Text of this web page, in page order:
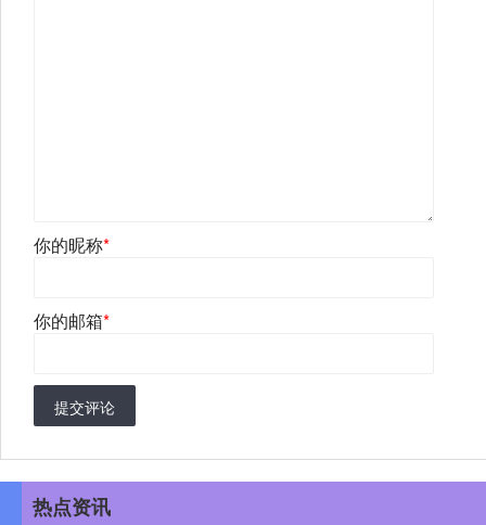
你的昵称*
你的邮箱*
提交评论
热点资讯